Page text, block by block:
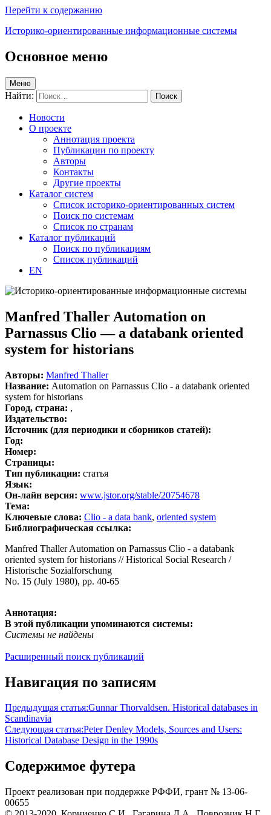
Перейти к содержанию
Историко-ориентированные информационные системы
Основное меню
Меню
Найти:
Новости
О проекте
Аннотация проекта
Публикации по проекту
Авторы
Контакты
Другие проекты
Каталог систем
Список историко-ориентированных систем
Поиск по системам
Список по странам
Каталог публикаций
Поиск по публикациям
Список публикаций
EN
Manfred Thaller Automation on
Parnassus Clio — a databank oriented
system for historians
Авторы: Manfred Thaller
Название: Automation on Parnassus Clio - a databank oriented
system for historians
Город, страна: ,
Издательство:
Источник (для периодики и сборников статей):
Год:
Номер:
Страницы:
Тип публикации: статья
Язык:
Он-лайн версия: www.jstor.org/stable/20754678
Тема:
Ключевые слова: Clio - a data bank, oriented system
Библиографическая ссылка:
Manfred Thaller Automation on Parnassus Clio - a databank
oriented system for historians // Historical Social Research /
Historische Sozialforschung
No. 15 (July 1980), pp. 40-65
Аннотация:
В этой публикации упоминаются системы:
Системы не найдены
Расширенный поиск публикаций
Навигация по записям
Предыдущая статья:Gunnar Thorvaldsen. Historical databases in
Scandinavia
Следующая статья:Peter Denley Models, Sources and Users:
Historical Database Design in the 1990s
Содержимое футера
Проект реализован при поддержке РФФИ, грант № 13-06-
00655